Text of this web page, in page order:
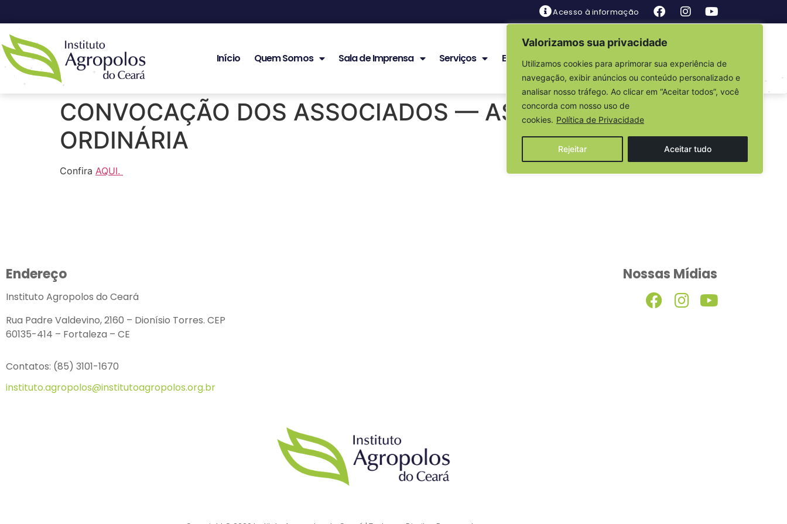
Valorizamos sua privacidade
Utilizamos cookies para aprimorar sua experiência de
navegação, exibir anúncios ou conteúdo personalizado e
analisar nosso tráfego. Ao clicar em “Aceitar todos”, você
concorda com nosso uso de
cookies. Política de Privacidade
Rejeitar Aceitar tudo
Acesso à informação
Início Quem Somos Sala de Imprensa Serviços Editais Fale Conosco
CONVOCAÇÃO DOS ASSOCIADOS — ASSEMBLEIA GERAL
ORDINÁRIA
Confira AQUI.
Endereço
Instituto Agropolos do Ceará
Rua Padre Valdevino, 2160 – Dionísio Torres. CEP
60135-414 – Fortaleza – CE
Contatos: (85) 3101-1670
instituto.agropolos@institutoagropolos.org.br
Nossas Mídias